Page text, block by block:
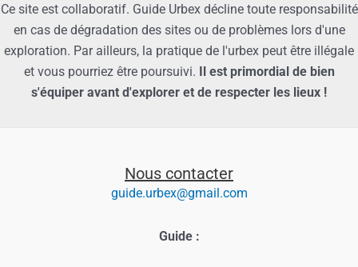
Ce site est collaboratif. Guide Urbex décline toute responsabilité
en cas de dégradation des sites ou de problèmes lors d'une
exploration. Par ailleurs, la pratique de l'urbex peut être illégale
et vous pourriez être poursuivi. Il est primordial de bien
s'équiper avant d'explorer et de respecter les lieux !
Nous contacter
guide.urbex@gmail.com
Guide :